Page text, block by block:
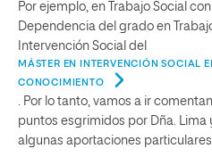
Por ejemplo, en Trabajo Social
Dependencia del grado en
Intervención Social del
MÁSTER EN INTERVENCIÓN SOCIAL
CONOCIMIENTO
. Por lo tanto, vamos a ir
puntos esgrimidos por Dña. Lima
algunas aportaciones